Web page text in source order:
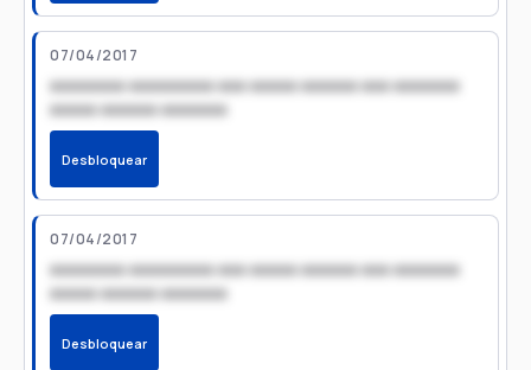
07/04/2017
xxxxxxxx xxxxxxxxx xxx xxxxx xxxxxx xxx xxxxxxx
xxxxx xxxxxx xxxxxxx
Desbloquear
07/04/2017
xxxxxxxx xxxxxxxxx xxx xxxxx xxxxxx xxx xxxxxxx
xxxxx xxxxxx xxxxxxx
Desbloquear